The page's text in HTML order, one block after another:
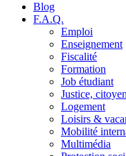
Blog
F.A.Q.
Emploi
Enseignement
Fiscalité
Formation
Job étudiant
Justice,
Logement
Loisirs &
Mobilité
Multimédia